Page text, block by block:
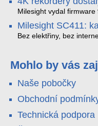
dopravních předpisů,
optimalizoval plynulost
4MP senzorů SONY do
zkreslení. K tomu
YouTube – bez
které musíte vědět.
Milesight vydal
které vám zjednoduší
spoustu zbytečných
Milesight SC411:
kabel nedosáhne
Bez elektřiny, bez
váš telefon. Podívejte se
Mohlo by vás
Naše pobočky
Obchodní
Technická podpora